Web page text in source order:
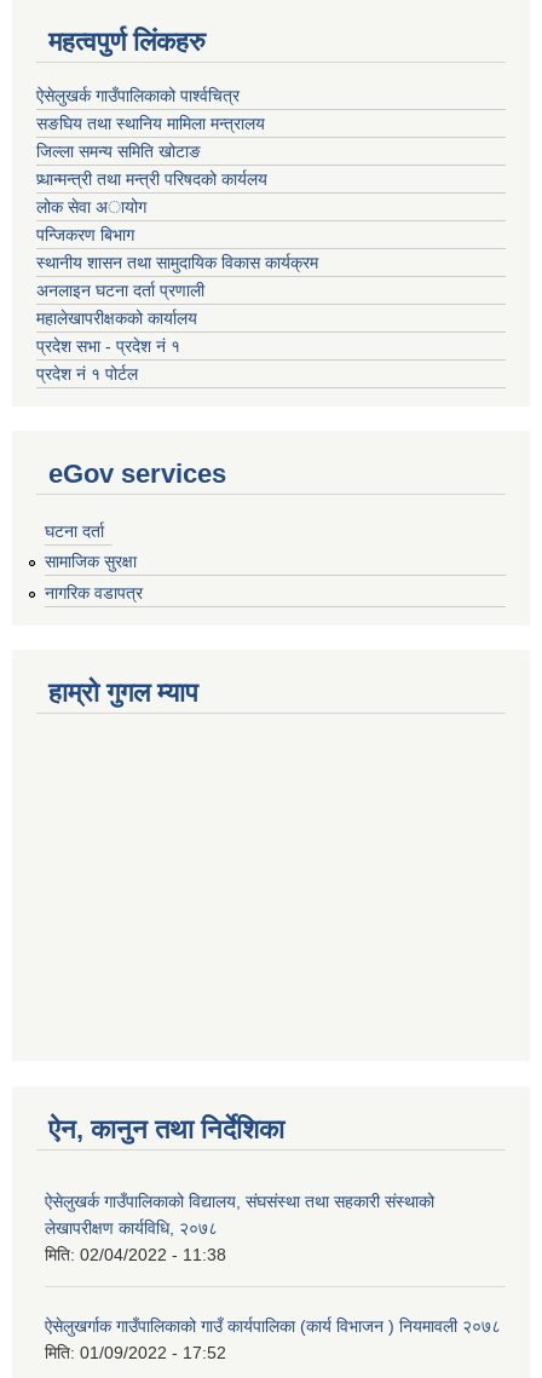
महत्वपुर्ण लिंकहरु
ऐसेलुखर्क गाउँपालिकाको पार्श्वचित्र
सङघिय तथा स्थानिय मामिला मन्त्रालय
जिल्ला समन्य समिति खोटाङ
प्र्धान्मन्त्री तथा मन्त्री परिषदको कार्यलय
लोक सेवा अायोग
पन्जिकरण बिभाग
स्थानीय शासन तथा सामुदायिक विकास कार्यक्रम
अनलाइन घटना दर्ता प्रणाली
महालेखापरीक्षकको कार्यालय
प्रदेश सभा - प्रदेश नं १
प्रदेश नं १ पोर्टल
eGov services
घटना दर्ता
सामाजिक सुरक्षा
नागरिक वडापत्र
हाम्रो गुगल म्याप
ऐन, कानुन तथा निर्देशिका
ऐसेलुखर्क गाउँपालिकाको विद्यालय, संघसंस्था तथा सहकारी संस्थाको
लेखापरीक्षण कार्यविधि, २०७८
मिति: 02/04/2022 - 11:38
ऐसेलुखर्गाक गाउँपालिकाको गाउँ कार्यपालिका (कार्य विभाजन ) नियमावली २०७८
मिति: 01/09/2022 - 17:52